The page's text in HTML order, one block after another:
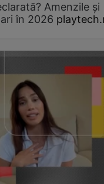
Amenzile și
în 2026